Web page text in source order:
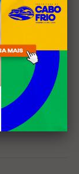
que
Frio
a